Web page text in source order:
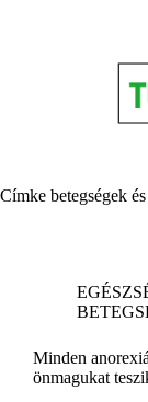
Címke betegségek
Minden
önmagukat